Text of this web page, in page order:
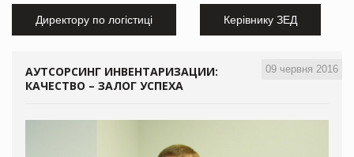
Директору по логістиці Керівнику ЗЕД
09 червня 2016
АУТСОРСИНГ ИНВЕНТАРИЗАЦИИ:
КАЧЕСТВО – ЗАЛОГ УСПЕХА